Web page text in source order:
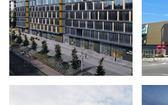
ПРИВАТНИЙ БУДИНОК